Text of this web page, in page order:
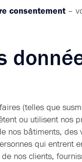
consentement –
(telles que
ou utilisent nos
nos bâtiments,
qui entrent
nos clients,